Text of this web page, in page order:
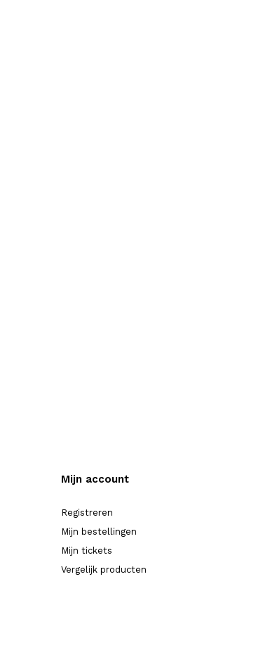
Mijn account
Registreren
Mijn bestellingen
Mijn tickets
Vergelijk producten